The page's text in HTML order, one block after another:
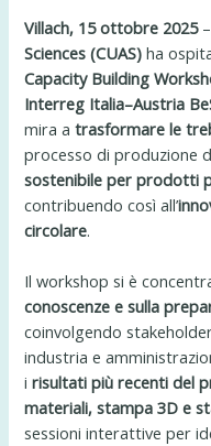
Villach, 15 ottobre 2025
Sciences (CUAS) ha
Capacity Building
Interreg Italia–Austria
mira atrasformare le
processo di produzione
sostenibile per prodotti
contribuendo così all’
circolare.
Il workshop si è
conoscenze e sulla
coinvolgendo
industria e
irisultati più recenti del
materiali, stampa 3D e
sessioni interattive per